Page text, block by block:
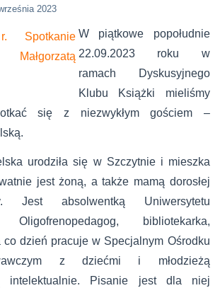
2023
W piątkowe popołudnie
22.09.2023 roku w
ramach Dyskusyjnego
Klubu Książki mieliśmy
się z niezwykłym gościem –
urodziła się w Szczytnie i mieszka
jest żoną, a także mamą dorosłej
Jest absolwentką Uniwersytetu
Oligofrenopedagog, bibliotekarka,
co dzień pracuje w Specjalnym Ośrodku
z dziećmi i młodzieżą
intelektualnie. Pisanie jest dla niej